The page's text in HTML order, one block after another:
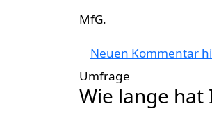
MfG.
Neuen Kommentar
Umfrage
Wie lange